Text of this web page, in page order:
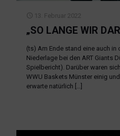
13. Februar 2022
„SO LANGE WIR
(ts) Am Ende stand eine auch in
Niederlage bei den ART Giants
Spielbericht). Darüber waren
WWU Baskets Münster einig
erwarte natürlich […]